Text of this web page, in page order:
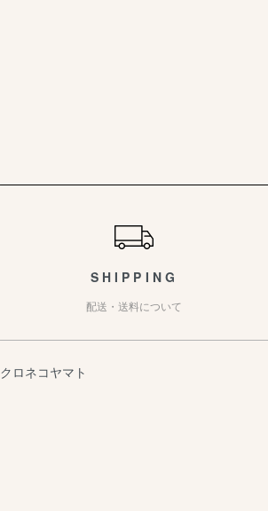
SHIPPING
配送・送料について
クロネコヤマト